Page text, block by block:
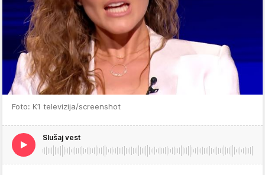
Foto: K1 televizija/screenshot
Slušaj vest